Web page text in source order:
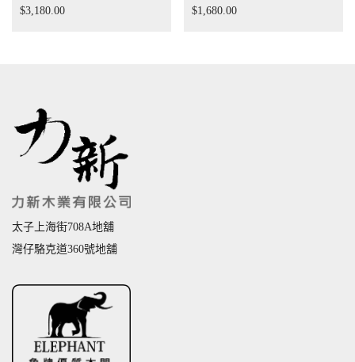
$3,180.00 $1,680.00
太子上海街708A地舖
灣仔駱克道360號地舖